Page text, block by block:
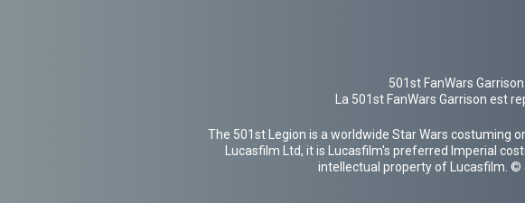
501st FanWars
La 501st FanWars Garrison est
The 501st Legion is a worldwide Star Wars costuming
Lucasfilm Ltd, it is Lucasfilm's preferred Imperial
intellectual property of Lucasfilm. ©